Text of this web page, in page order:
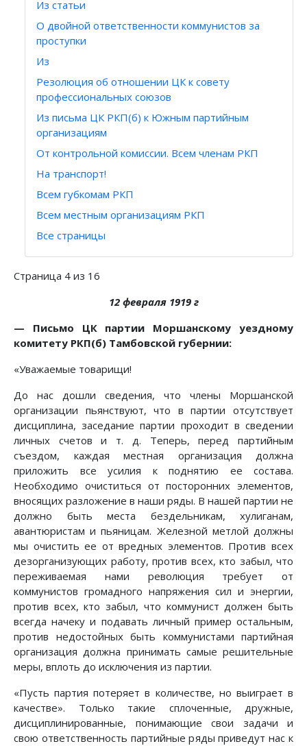
Из статьи
О двойной ответственности коммунистов за
проступки
Из
Резолюция об отношении ЦК к совету
профессиональных союзов
Из письма ЦК РКП(б) к Южным партийным
организациям
От контрольной комиссии. Всем членам РКП
На транспорт!
Всем губкомам РКП
Всем местным организациям РКП
Все страницы
Страница 4 из 16
12 февраля 1919 г
— Письмо ЦК партии Моршанскому уездному
комитету РКП(б) Тамбовской губернии:
«Уважаемые товарищи!
До нас дошли сведения, что члены Моршанской
организации пьянствуют, что в партии отсутствует
дисциплина, заседание партии проходит в сведении
личных счетов и т. д. Теперь, перед партийным
съездом, каждая местная организация должна
приложить все усилия к поднятию ее состава.
Необходимо очиститься от посторонних элементов,
вносящих разложение в наши ряды. В нашей партии не
должно быть места бездельникам, хулиганам,
авантюристам и пьяницам. Железной метлой должны
мы очистить ее от вредных элементов. Против всех
дезорганизующих работу, против всех, кто забыл, что
переживаемая нами революция требует от
коммунистов громадного напряжения сил и энергии,
против всех, кто забыл, что коммунист должен быть
всегда начеку и подавать личный пример остальным,
против недостойных быть коммунистами партийная
организация должна принимать самые решительные
меры, вплоть до исключения из партии.
«Пусть партия потеряет в количестве, но выиграет в
качестве». Только такие сплоченные, дружные,
дисциплинированные, понимающие свои задачи и
свою ответственность партийные ряды приведут нас к